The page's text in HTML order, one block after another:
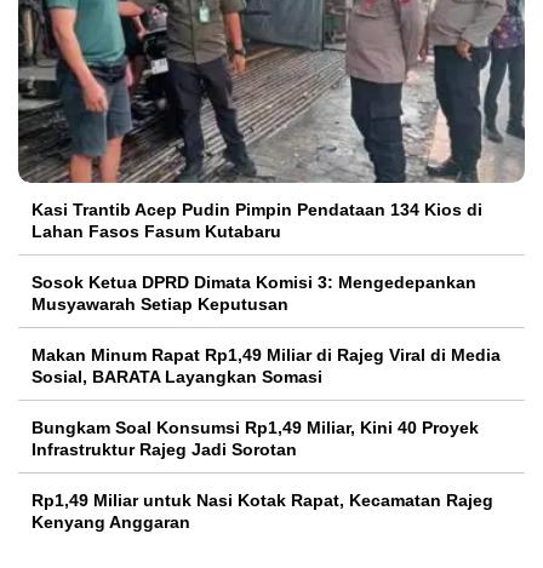
Kasi Trantib Acep Pudin Pimpin Pendataan 134 Kios di
Lahan Fasos Fasum Kutabaru
Sosok Ketua DPRD Dimata Komisi 3: Mengedepankan
Musyawarah Setiap Keputusan
Makan Minum Rapat Rp1,49 Miliar di Rajeg Viral di Media
Sosial, BARATA Layangkan Somasi
Bungkam Soal Konsumsi Rp1,49 Miliar, Kini 40 Proyek
Infrastruktur Rajeg Jadi Sorotan
Rp1,49 Miliar untuk Nasi Kotak Rapat, Kecamatan Rajeg
Kenyang Anggaran